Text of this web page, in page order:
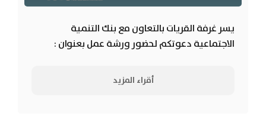
يسر غرفة القريات بالتعاون مع بنك التنمية
الاجتماعية دعوتكم لحضور ورشة عمل بعنوان :
أقراء المزيد